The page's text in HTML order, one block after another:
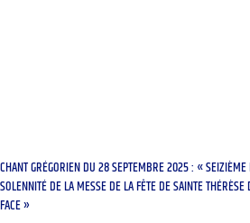
CHANT GRÉGORIEN DU 28 SEPTEMBRE 2025 : « SEIZIÈME
SOLENNITÉ DE LA MESSE DE LA FÊTE DE SAINTE THÉRÈSE
FACE »